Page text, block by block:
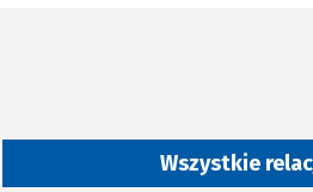
Wszystkie